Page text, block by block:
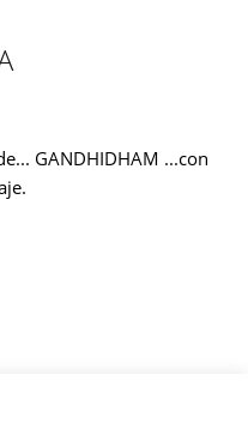
GANDHIDHAM ...con